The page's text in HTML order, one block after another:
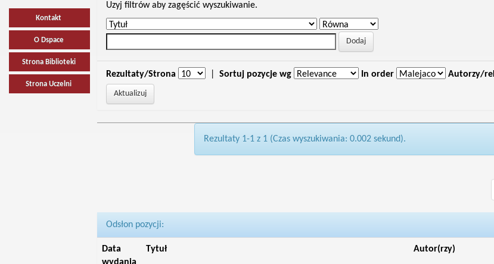
Kontakt
O Dspace
Strona Biblioteki
Strona Uczelni
Uzyj filtrów aby zagęścić wyszukiwanie.
Rezultaty/Strona Sortuj pozycje wg In order Autorzy/
Rezultaty 1-1 z 1 (Czas wyszukiwania: 0.002 sekund).
Odsłon pozycji:
Data
Tytuł Autor(rzy)